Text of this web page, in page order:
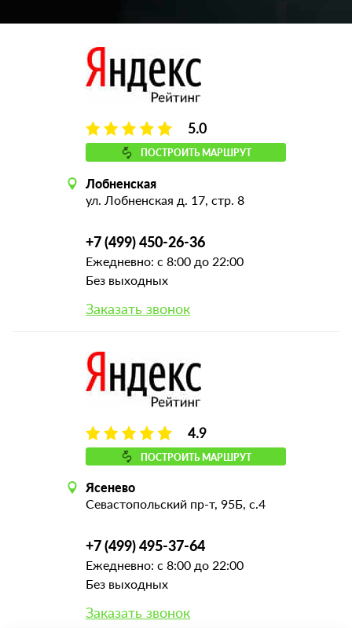
5.0
ПОСТРОИТЬ МАРШРУТ
Лобненская
ул. Лобненская д. 17, стр. 8
+7 (499) 450-26-36
Ежедневно: с 8:00 до 22:00
Без выходных
Заказать звонок
4.9
ПОСТРОИТЬ МАРШРУТ
Ясенево
Севастопольский пр-т, 95Б, с.4
+7 (499) 495-37-64
Ежедневно: с 8:00 до 22:00
Без выходных
Заказать звонок